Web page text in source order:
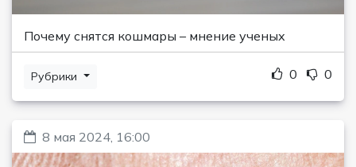
Почему снятся кошмары – мнение ученых
Рубрики 0 0
8 мая 2024, 16:00